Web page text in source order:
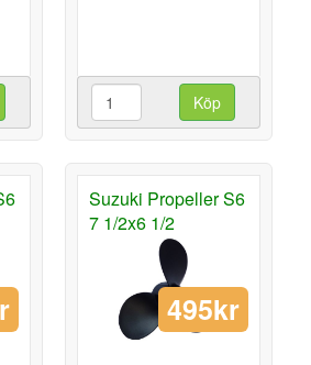
Köp
Suzuki Propeller S6
7 1/2x6 1/2
495kr